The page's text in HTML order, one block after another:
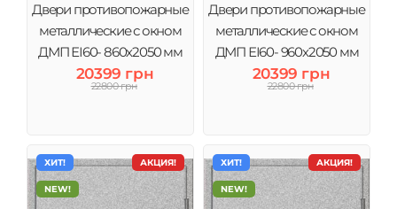
Двери противопожарные
металлические с окном
ДМП ЕІ60- 860х2050 мм
20399 грн
22800 грн
Двери противопожарные
металлические с окном
ДМП ЕІ60- 960х2050 мм
20399 грн
22800 грн
АКЦИЯ!
ХИТ!
NEW!
АКЦИЯ!
ХИТ!
NEW!